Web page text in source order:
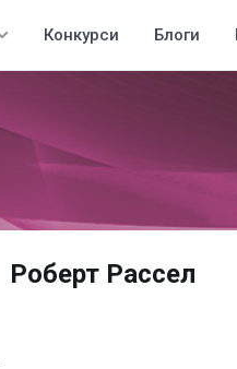
Конкурси Блоги
Роберт Рассел